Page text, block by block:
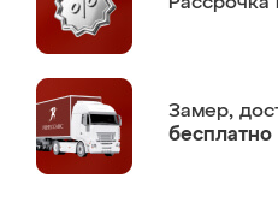
Замер,
бесплатно